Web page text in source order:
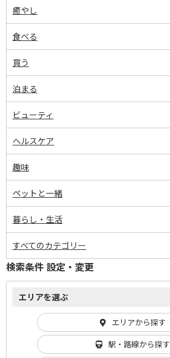
癒やし
食べる
買う
泊まる
ビューティ
ヘルスケア
趣味
ペットと一緒
暮らし・生活
すべてのカテゴリー
検索条件 設定・変更
エリアを選ぶ
エリアから探す
駅・路線から探す